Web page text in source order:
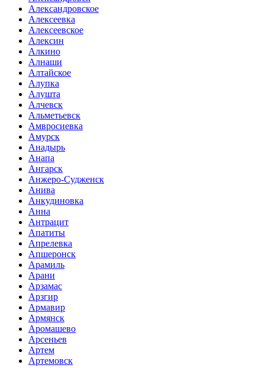
Александровское
Алексеевка
Алексеевское
Алексин
Алкино
Алнаши
Алтайское
Алупка
Алушта
Алчевск
Альметьевск
Амвросиевка
Амурск
Анадырь
Анапа
Ангарск
Анжеро-Судженск
Анива
Анкудиновка
Анна
Антрацит
Апатиты
Апрелевка
Апшеронск
Арамиль
Арани
Арзамас
Арзгир
Армавир
Армянск
Аромашево
Арсеньев
Артем
Артемовск